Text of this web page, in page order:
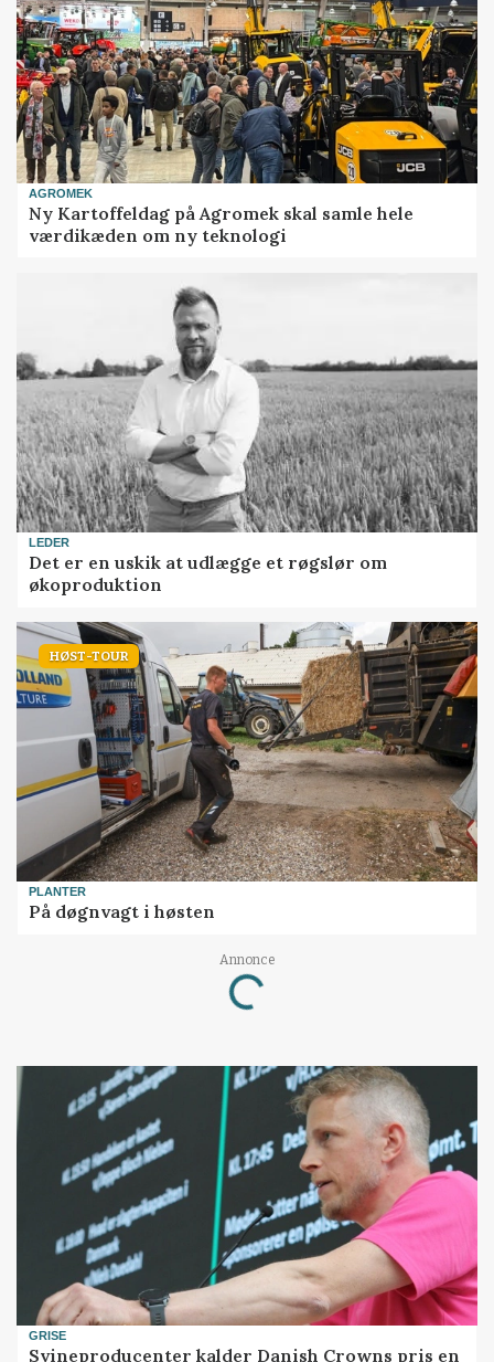
AGROMEK
Ny Kartoffeldag på Agromek skal samle hele
værdikæden om ny teknologi
LEDER
Det er en uskik at udlægge et røgslør om
økoproduktion
HØST-TOUR
PLANTER
På døgnvagt i høsten
Annonce
Loading...
GRISE
Svineproducenter kalder Danish Crowns pris en